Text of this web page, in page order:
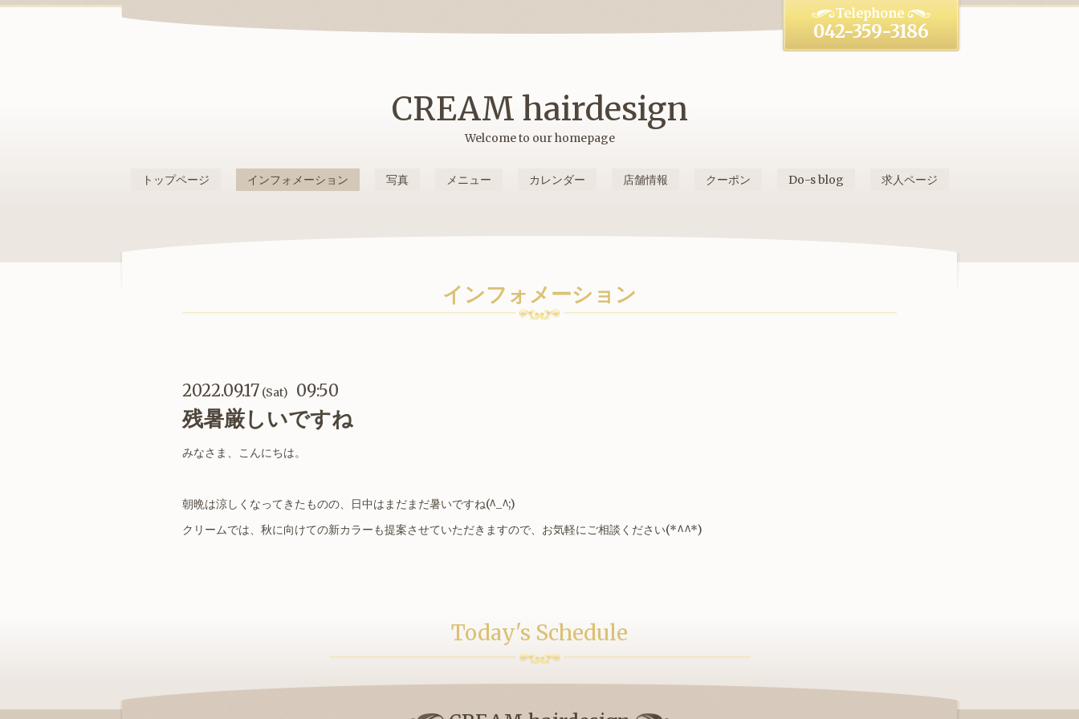
CREAM hairdesign
Welcome to our homepage
042-359-3186
トップページ インフォメーション 写真 メニュー カレンダー 店舗情報 クーポン Do-s blog 求人ページ
インフォメーション
2022.09.17 (Sat) 09:50
残暑厳しいですね
みなさま、こんにちは。
朝晩は涼しくなってきたものの、日中はまだまだ暑いですね(^_^;)
クリームでは、秋に向けての新カラーも提案させていただきますので、お気軽にご相談ください(*^^*)
Today's Schedule